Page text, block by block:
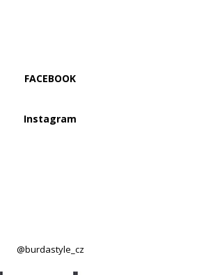
FACEBOOK
Instagram
@burdastyle_cz